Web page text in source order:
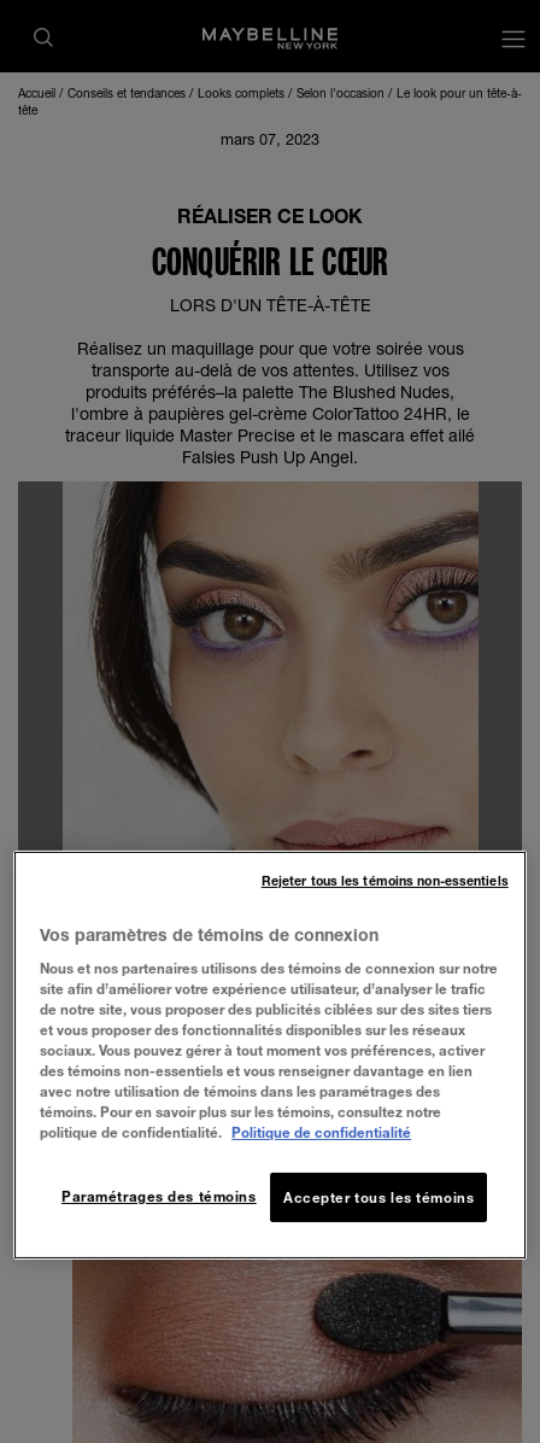
Accueil Conseils et tendances Looks complets Selon l'occasion
Le look pour un tête-à-
tête
mars 07, 2023
RÉALISER CE LOOK
CONQUÉRIR LE CŒUR
LORS D'UN TÊTE-À-TÊTE
Réalisez un maquillage pour que votre soirée vous
transporte au-delà de vos attentes. Utilisez vos
produits préférés–la palette The Blushed Nudes,
l'ombre à paupières gel-crème ColorTattoo 24HR, le
traceur liquide Master Precise et le mascara effet ailé
Falsies Push Up Angel.
Vos paramètres de témoins de connexion
Nous et nos partenaires utilisons des témoins de connexion sur notre
site afin d’améliorer votre expérience utilisateur, d’analyser le trafic
de notre site, vous proposer des publicités ciblées sur des sites tiers
et vous proposer des fonctionnalités disponibles sur les réseaux
sociaux. Vous pouvez gérer à tout moment vos préférences, activer
des témoins non-essentiels et vous renseigner davantage en lien
avec notre utilisation de témoins dans les paramétrages des
témoins. Pour en savoir plus sur les témoins, consultez notre
politique de confidentialité.
Politique de confidentialité
Accepter tous les témoins
Paramétrages des témoins
Rejeter tous les témoins non-essentiels